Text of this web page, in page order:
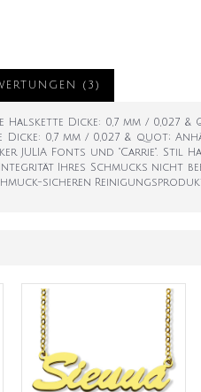
(3)
Halskette Dicke: 0,7 mm / 0,027
0,7 mm / 0,027 & quot;
JULIA Fonts und "Carrie". Stil
Ihres Schmucks nicht
sicheren